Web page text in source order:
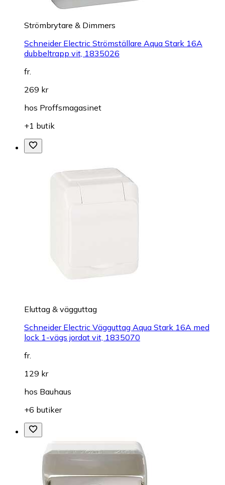
Strömbrytare & Dimmers
Schneider Electric Strömställare Aqua Stark 16A
dubbeltrapp vit, 1835026
fr.
269 kr
hos Proffsmagasinet
+1 butik
Eluttag & vägguttag
Schneider Electric Vägguttag Aqua Stark 16A med
lock 1-vägs jordat vit, 1835070
fr.
129 kr
hos Bauhaus
+6 butiker